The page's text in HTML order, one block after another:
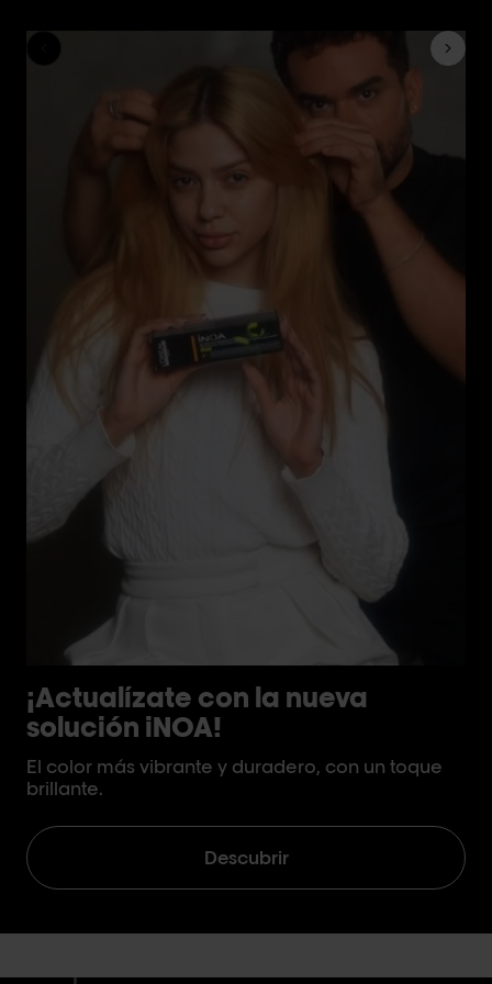
¡Actualízate con la nueva
solución iNOA!
El color más vibrante y duradero, con un toque
brillante.
Descubrir